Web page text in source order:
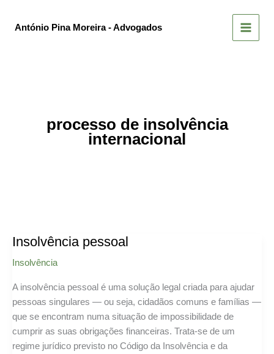
António Pina Moreira - Advogados
processo de insolvência
internacional
Insolvência pessoal
Insolvência
A insolvência pessoal é uma solução legal criada para ajudar
pessoas singulares — ou seja, cidadãos comuns e famílias —
que se encontram numa situação de impossibilidade de
cumprir as suas obrigações financeiras. Trata-se de um
regime jurídico previsto no Código da Insolvência e da